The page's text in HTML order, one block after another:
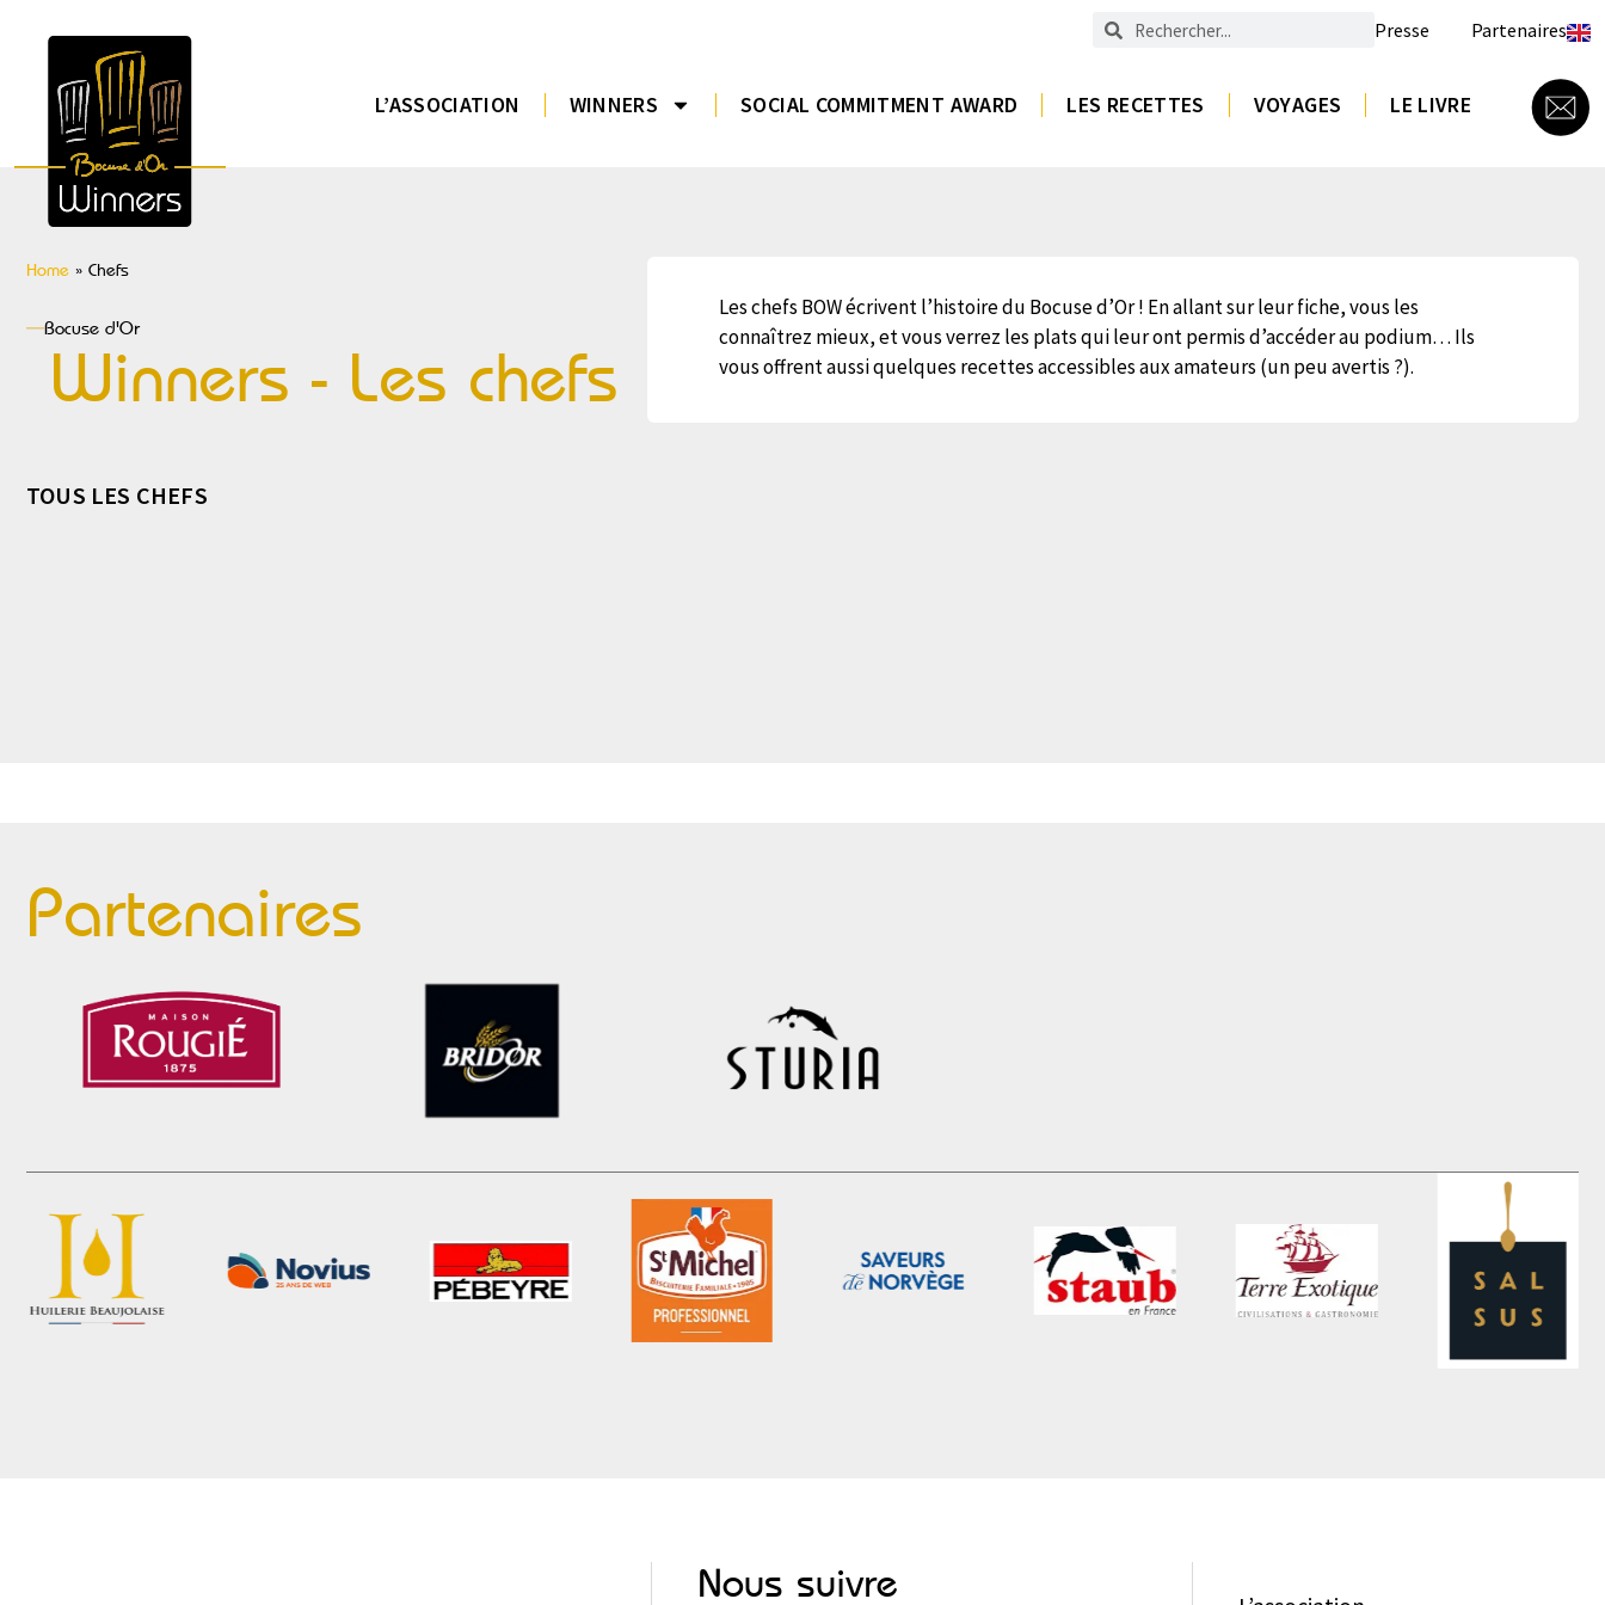
Presse Partenaires
L’ASSOCIATION WINNERS SOCIAL COMMITMENT AWARD LES RECETTES VOYAGES LE LIVRE
Home » Chefs
Bocuse d'Or
Winners - Les chefs
Les chefs BOW écrivent l’histoire du Bocuse d’Or ! En allant sur leur fiche, vous les
connaîtrez mieux, et vous verrez les plats qui leur ont permis d’accéder au podium… Ils
vous offrent aussi quelques recettes accessibles aux amateurs (un peu avertis ?).
TOUS LES CHEFS
Partenaires
Nous suivre